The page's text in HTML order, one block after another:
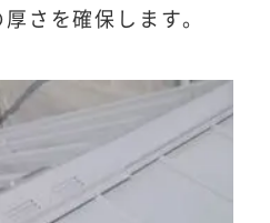
さを確保します。